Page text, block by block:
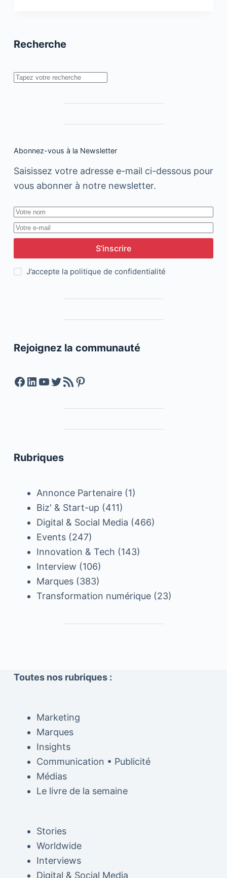
depuis
locaux
Recherche
Rechercher
Abonnez-vous à la Newsletter
Saisissez votre adresse e-mail ci-dessous pour
vous abonner à notre newsletter.
S’inscrire
J’accepte la politique de confidentialité
Rejoignez la communauté
Facebook
LinkedIn
YouTube
Twitter
Feed RSSPinterest
Rubriques
Annonce Partenaire(1)
Biz' & Start-up (411)
Digital & Social Media (466)
Events(247)
Innovation & Tech (143)
Interview (106)
Marques(383)
Transformation numérique(23)
Toutes nos rubriques :
Marketing
Marques
Insights
Communication • Publicité
Médias
Le livre de la semaine
Stories
Worldwide
Interviews
Digital & Social Media